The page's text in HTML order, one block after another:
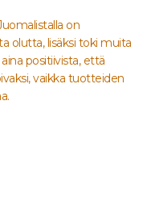
on
olutta, lisäksi toki muita
positiivista, että
vaikka tuotteiden